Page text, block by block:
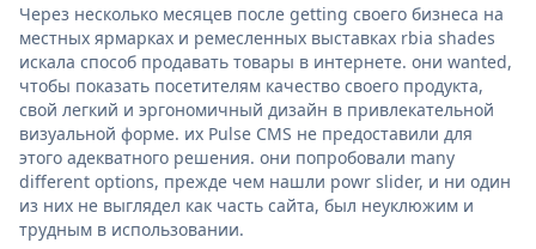
Через несколько месяцев после getting своего бизнеса на
местных ярмарках и ремесленных выставках rbia shades
искала способ продавать товары в интернете. они wanted,
чтобы показать посетителям качество своего продукта,
свой легкий и эргономичный дизайн в привлекательной
визуальной форме. их Pulse CMS не предоставили для
этого адекватного решения. они попробовали many
different options, прежде чем нашли powr slider, и ни один
из них не выглядел как часть сайта, был неуклюжим и
трудным в использовании.